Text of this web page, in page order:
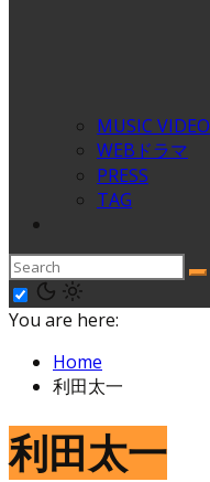
MUSIC VIDEO
WEBドラマ
PRESS
TAG
You are here:
Home
利田太一
利田太一